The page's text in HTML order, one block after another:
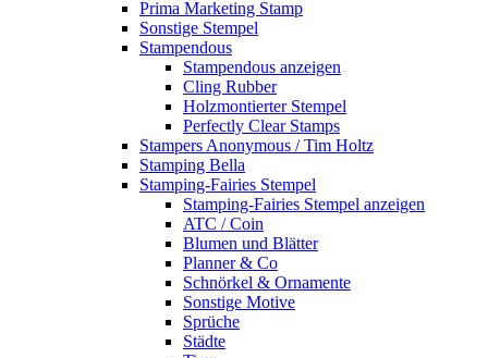
Prima Marketing Stamp
Sonstige Stempel
Stampendous
Stampendous anzeigen
Cling Rubber
Holzmontierter Stempel
Perfectly Clear Stamps
Stampers Anonymous / Tim Holtz
Stamping Bella
Stamping-Fairies Stempel
Stamping-Fairies Stempel anzeigen
ATC / Coin
Blumen und Blätter
Planner & Co
Schnörkel & Ornamente
Sonstige Motive
Sprüche
Städte